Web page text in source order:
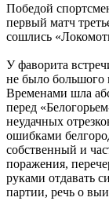
Победой
первый матч
сошлись
У фаворита
не было большого
Временами шла
перед
неудачных
ошибками
собственный и
поражения,
руками отдавать
партии, речь о